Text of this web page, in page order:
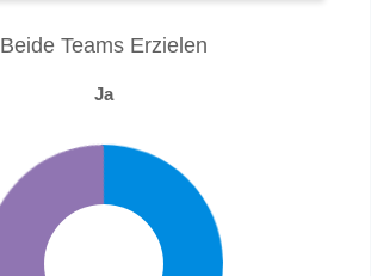
Beide Teams Erzielen
Ja